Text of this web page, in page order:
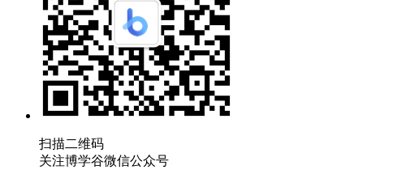
扫描二维码
关注博学谷微信公众号